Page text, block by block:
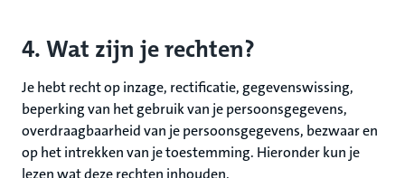
4. Wat zijn je rechten?
Je hebt recht op inzage, rectificatie, gegevenswissing,
beperking van het gebruik van je persoonsgegevens,
overdraagbaarheid van je persoonsgegevens, bezwaar en
op het intrekken van je toestemming. Hieronder kun je
lezen wat deze rechten inhouden.